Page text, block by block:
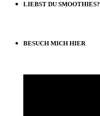
LIEBST DU SMOOTHIES?
BESUCH MICH HIER